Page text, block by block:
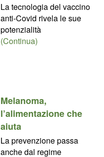
La tecnologia del vaccino
anti-Covid rivela le sue
potenzialità
(Continua)
Melanoma,
l’alimentazione che
aiuta
La prevenzione passa
anche dal regime